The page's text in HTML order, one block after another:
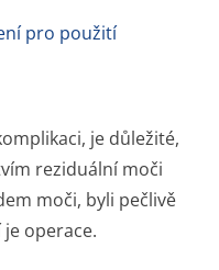
pro použití
je důležité,
reziduální moči
moči, byli pečlivě
operace.